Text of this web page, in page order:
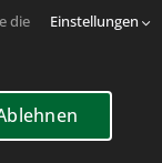
die
Einstellungen